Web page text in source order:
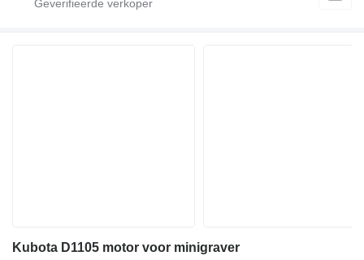
Kubota D1105 motor voor minigraver